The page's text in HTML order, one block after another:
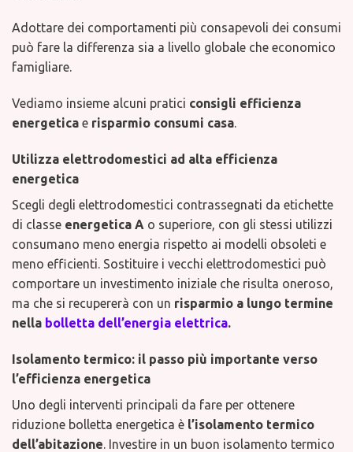
Adottare dei comportamenti più consapevoli dei consumi
può fare la differenza sia a livello globale che economico
famigliare.
Vediamo insieme alcuni pratici consigli efficienza
energetica e risparmio consumi casa.
Utilizza elettrodomestici ad alta efficienza
energetica
Scegli degli elettrodomestici contrassegnati da etichette
di classe energetica A o superiore, con gli stessi utilizzi
consumano meno energia rispetto ai modelli obsoleti e
meno efficienti. Sostituire i vecchi elettrodomestici può
comportare un investimento iniziale che risulta oneroso,
ma che si recupererà con un risparmio a lungo termine
nella bolletta dell’energia elettrica.
Isolamento termico: il passo più importante verso
l’efficienza energetica
Uno degli interventi principali da fare per ottenere
riduzione bolletta energetica è l’isolamento termico
dell’abitazione. Investire in un buon isolamento termico